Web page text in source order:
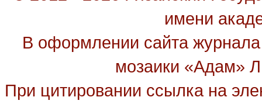
имени
В оформлении сайта
мозаики «Адам»
При цитировании ссылка на